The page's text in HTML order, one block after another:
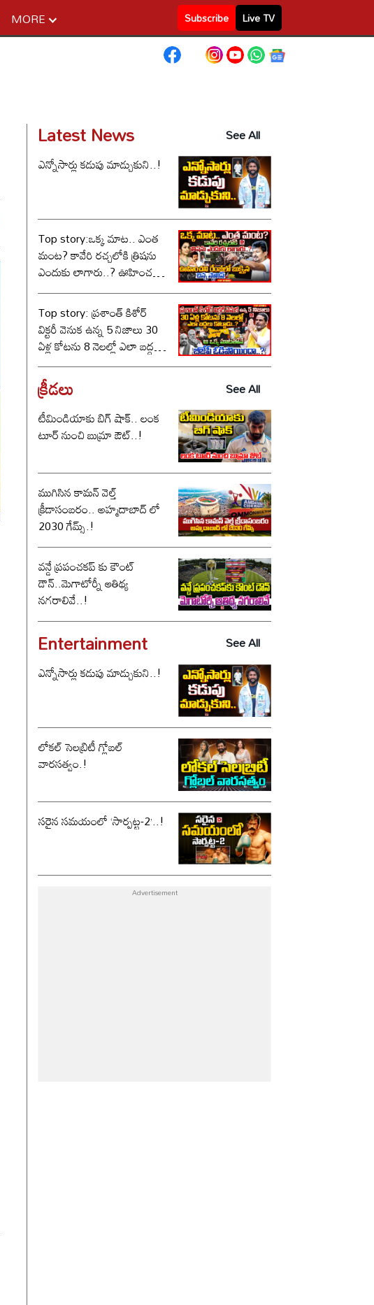
MORE Subscribe
Live TV
Latest News
See All
ఎన్నోసార్లు కడుపు మాడ్చుకుని..!
Top story:ఒక్క మాట.. ఎంత
మంట? కావేరి రచ్చలోకి త్రిషను
ఎందుకు లాగారు..? ఊహించని
రేంజ్ లో బుక్కైన చిన్న స్టాలిన్..!
Top story: ప్రశాంత్ కిశోర్
విక్టరీ వెనుక ఉన్న 5 నిజాలు 30
ఏళ్ల కోటను 8 నెలల్లో ఎలా బద్దలు
కొట్టాడు..? ఆ ఒక్క మాటతోనే
బీజేపీ ఓడిపోయిందా..?
క్రీడలు
See All
టీమిండియాకు బిగ్ షాక్.. లంక
టూర్ నుంచి బుమ్రా ఔట్..!
ముగిసిన కామన్ వెల్త్
క్రీడాసంబరం.. అహ్మదాబాద్ లో
2030 గేమ్స్.!
వన్డే ప్రపంచకప్ కు కౌంట్
డౌన్..మెగాటోర్నీ ఆతిథ్య
నగరాలివే..!
Entertainment
See All
ఎన్నోసార్లు కడుపు మాడ్చుకుని..!
లోకల్ సెలబ్రిటీ గ్లోబల్
వారసత్వం.!
సరైన సమయంలో ‘సార్పట్ట-2’..!